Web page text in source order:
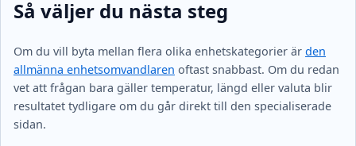
Så väljer du nästa steg
Om du vill byta mellan flera olika enhetskategorier är den
allmänna enhetsomvandlaren oftast snabbast. Om du redan
vet att frågan bara gäller temperatur, längd eller valuta blir
resultatet tydligare om du går direkt till den specialiserade
sidan.